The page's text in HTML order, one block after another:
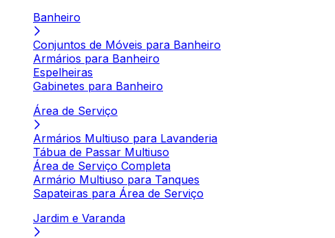
Banheiro
Conjuntos de Móveis para Banheiro
Armários para Banheiro
Espelheiras
Gabinetes para Banheiro
Área de Serviço
Armários Multiuso para Lavanderia
Tábua de Passar Multiuso
Área de Serviço Completa
Armário Multiuso para Tanques
Sapateiras para Área de Serviço
Jardim e Varanda